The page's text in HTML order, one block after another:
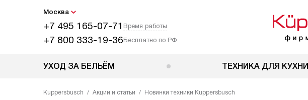
Москва
+7 495 165-07-71 Время работы
+7 800 333-19-36Бесплатно по РФ
УХОД ЗА БЕЛЬЁМ ТЕХНИКА ДЛЯ КУХНИ
Kuppersbusch Акции и статьи Новинки техники Kuppersbusch